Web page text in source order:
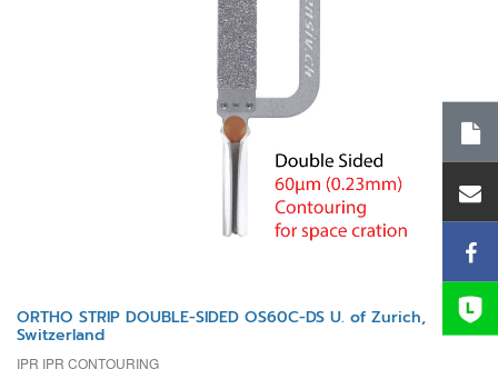
ORTHO STRIP DOUBLE-SIDED OS60C-DS U. of Zurich,
Switzerland
IPR IPR CONTOURING